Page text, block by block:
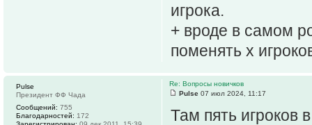
игрока.
+ вроде в самом
поменять х
Re: Вопросы новичков
Pulse 07 июл 2024, 11:17
Там пять игроков
Pulse
Президент ФФ Чада
Сообщений: 755
Благодарностей: 172